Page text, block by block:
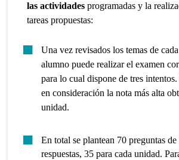
las actividades programadas y la
tareas propuestas:
Una vez revisados los temas de
alumno puede realizar el examen
para lo cual dispone de tres
en consideración la nota más alta
unidad.
En total se plantean 70 preguntas
respuestas, 35 para cada unidad.